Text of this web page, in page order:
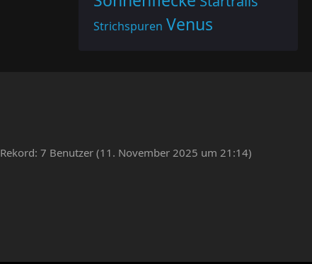
Strichspuren Venus
Rekord: 7 Benutzer (11. November 2025 um 21:14)